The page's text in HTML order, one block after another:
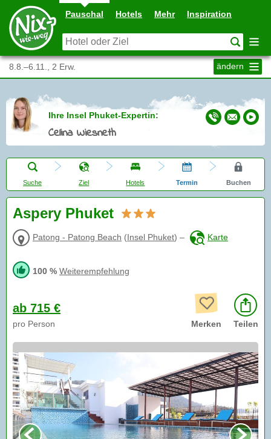
Pauschal Hotels Mehr Inspiration
8.8.–6.11., 2 Erw. ändern
Ihre Insel Phuket-Expertin:
Celina Wiesneth
Suche Ziel Hotels Termin Buchen
Aspery Phuket
Patong - Patong Beach (Insel Phuket) – Karte
100 % Weiterempfehlung
ab 715 €
pro Person Merken Teilen